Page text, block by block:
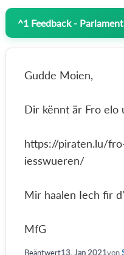
^1 Feedback -
Gudde Moien,
Dir kënnt är Fro elo
https://piraten.lu/
iesswueren/
Mir haalen Iech fir
MfG
Beäntwert13, Jan 2021von